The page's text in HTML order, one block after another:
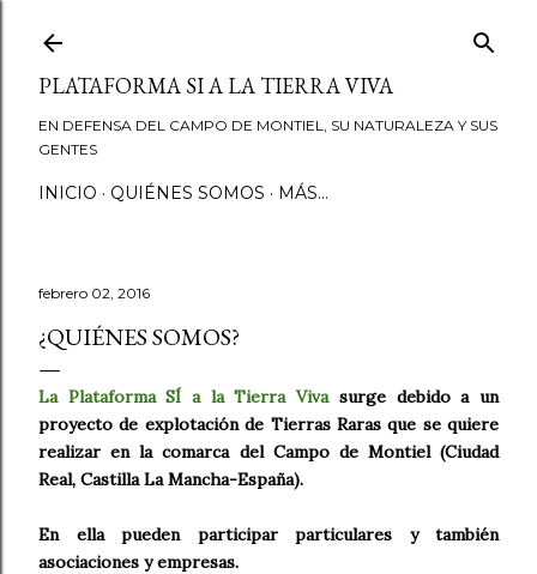
PLATAFORMA SI A LA TIERRA VIVA
EN DEFENSA DEL CAMPO DE MONTIEL, SU NATURALEZA Y SUS
GENTES
INICIO QUIÉNES SOMOS MÁS…
febrero 02, 2016
¿QUIÉNES SOMOS?
La Plataforma SÍ a la Tierra Vivasurge debido a un
proyecto de explotación de Tierras Raras que se quiere
realizar en la comarca del Campo de Montiel (Ciudad
Real, Castilla La Mancha-España).
En ella pueden participar particulares y también
asociaciones y empresas.